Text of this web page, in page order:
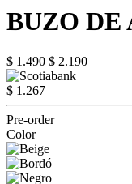
BUZO DE
$ 1.490 $ 2.190
$ 1.267
Pre-order
Color